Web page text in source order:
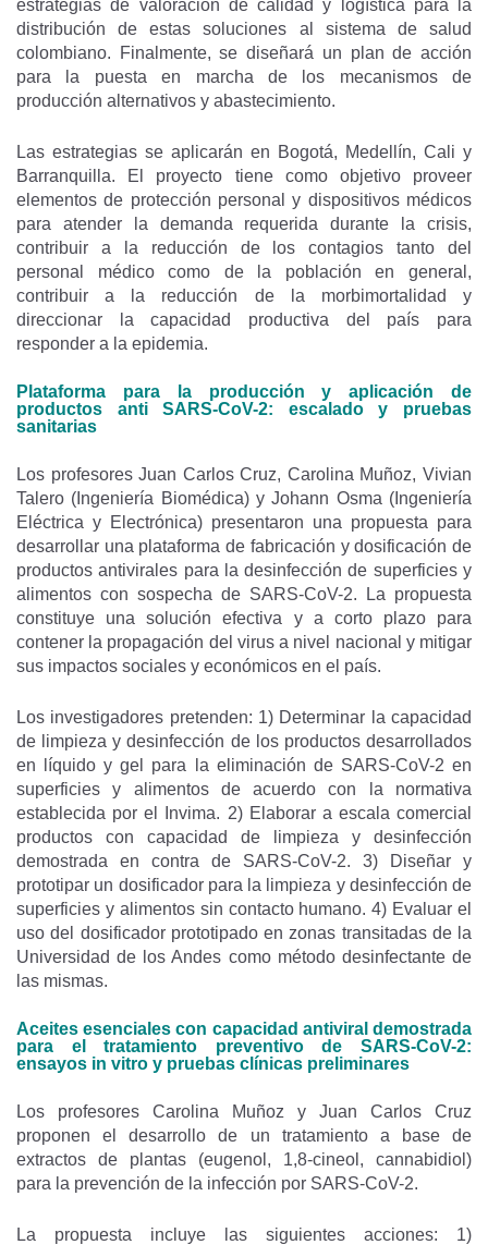
estrategias de valoración de calidad y logística para la
distribución de estas soluciones al sistema de salud
colombiano. Finalmente, se diseñará un plan de acción
para la puesta en marcha de los mecanismos de
producción alternativos y abastecimiento.
Las estrategias se aplicarán en Bogotá, Medellín, Cali y
Barranquilla. El proyecto tiene como objetivo proveer
elementos de protección personal y dispositivos médicos
para atender la demanda requerida durante la crisis,
contribuir a la reducción de los contagios tanto del
personal médico como de la población en general,
contribuir a la reducción de la morbimortalidad y
direccionar la capacidad productiva del país para
responder a la epidemia.
Plataforma para la producción y aplicación de
productos anti SARS-CoV-2: escalado y pruebas
sanitarias
Los profesores Juan Carlos Cruz, Carolina Muñoz, Vivian
Talero (Ingeniería Biomédica) y Johann Osma (Ingeniería
Eléctrica y Electrónica) presentaron una propuesta para
desarrollar una plataforma de fabricación y dosificación de
productos antivirales para la desinfección de superficies y
alimentos con sospecha de SARS-CoV-2. La propuesta
constituye una solución efectiva y a corto plazo para
contener la propagación del virus a nivel nacional y mitigar
sus impactos sociales y económicos en el país.
Los investigadores pretenden: 1) Determinar la capacidad
de limpieza y desinfección de los productos desarrollados
en líquido y gel para la eliminación de SARS-CoV-2 en
superficies y alimentos de acuerdo con la normativa
establecida por el Invima. 2) Elaborar a escala comercial
productos con capacidad de limpieza y desinfección
demostrada en contra de SARS-CoV-2. 3) Diseñar y
prototipar un dosificador para la limpieza y desinfección de
superficies y alimentos sin contacto humano. 4) Evaluar el
uso del dosificador prototipado en zonas transitadas de la
Universidad de los Andes como método desinfectante de
las mismas.
Aceites esenciales con capacidad antiviral demostrada
para el tratamiento preventivo de SARS-CoV-2:
ensayos in vitro y pruebas clínicas preliminares
Los profesores Carolina Muñoz y Juan Carlos Cruz
proponen el desarrollo de un tratamiento a base de
extractos de plantas (eugenol, 1,8-cineol, cannabidiol)
para la prevención de la infección por SARS-CoV-2.
La propuesta incluye las siguientes acciones: 1)